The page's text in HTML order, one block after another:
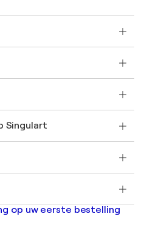
kunst
Singulart
op uw eerste bestelling